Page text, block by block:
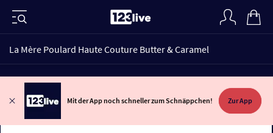
La Mère Poulard Haute Couture Butter & Caramel
Mit der App noch schneller zum Schnäppchen! Zur App